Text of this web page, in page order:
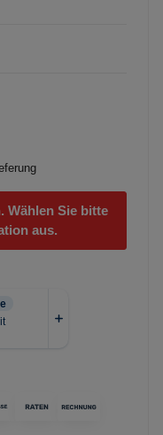
Wählen Sie bitte
aus.